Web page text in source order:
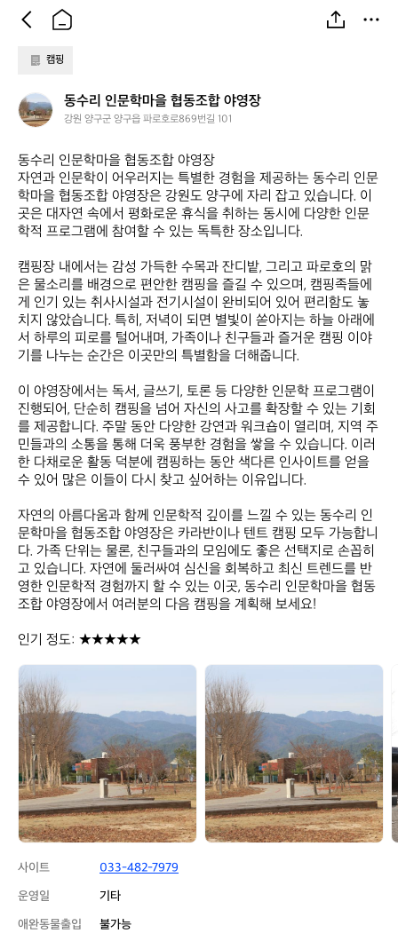
캠핑
동
수
인
문
학
마
을
협
조
합
야
영
장
동수리 인문학마을 협동조합 야영장
강원 양구군 양구읍 파로호로869번길 101
동수리 인문학마을 협동조합 야영장
자연과 인문학이 어우러지는 특별한 경험을 제공하는 동수리 인문
학마을 협동조합 야영장은 강원도 양구에 자리 잡고 있습니다. 이
곳은 대자연 속에서 평화로운 휴식을 취하는 동시에 다양한 인문
학적 프로그램에 참여할 수 있는 독특한 장소입니다.
캠핑장 내에서는 감성 가득한 수목과 잔디밭, 그리고 파로호의 맑
은 물소리를 배경으로 편안한 캠핑을 즐길 수 있으며, 캠핑족들에
게 인기 있는 취사시설과 전기시설이 완비되어 있어 편리함도 놓
치지 않았습니다. 특히, 저녁이 되면 별빛이 쏟아지는 하늘 아래에
서 하루의 피로를 털어내며, 가족이나 친구들과 즐거운 캠핑 이야
기를 나누는 순간은 이곳만의 특별함을 더해줍니다.
이 야영장에서는 독서, 글쓰기, 토론 등 다양한 인문학 프로그램이
진행되어, 단순히 캠핑을 넘어 자신의 사고를 확장할 수 있는 기회
를 제공합니다. 주말 동안 다양한 강연과 워크숍이 열리며, 지역 주
민들과의 소통을 통해 더욱 풍부한 경험을 쌓을 수 있습니다. 이러
한 다채로운 활동 덕분에 캠핑하는 동안 색다른 인사이트를 얻을
수 있어 많은 이들이 다시 찾고 싶어하는 이유입니다.
자연의 아름다움과 함께 인문학적 깊이를 느낄 수 있는 동수리 인
문학마을 협동조합 야영장은 카라반이나 텐트 캠핑 모두 가능합니
다. 가족 단위는 물론, 친구들과의 모임에도 좋은 선택지로 손꼽히
고 있습니다. 자연에 둘러싸여 심신을 회복하고 최신 트렌드를 반
영한 인문학적 경험까지 할 수 있는 이곳, 동수리 인문학마을 협동
조합 야영장에서 여러분의 다음 캠핑을 계획해 보세요!
인기 정도: ★★★★★
동
수
리
인
문
학
마
을
협
동
조
합
야
영
동
수
리
인
문
학
마
을
협
동
조
사이트
033-482-7979
운영일
기타
애완동물출입
불가능